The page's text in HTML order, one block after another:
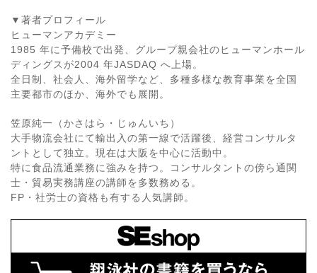
▼著者プロフィール
ヒューマンアカデミー
1985 年に予備校で出発、グループ親会社のヒューマンホール
ディングスが2004 年JASDAQ へ上場。
全日制、社会人、海外留学など、多種多様な教育事業を全国
主要都市のほか、海外でも展開。
笠原純一（かさはら・じゅんいち）
大手物流会社にて輸出入の第一線で活躍後、経営コンサルタ
ントとして独立。現在は大阪を中心に活動中。
特に食品流通業務に強みを持つ。コンサルタントの傍ら通関
士・貿易実務講座の講師を多数務める。
FP・社労士の資格も有する人気講師。